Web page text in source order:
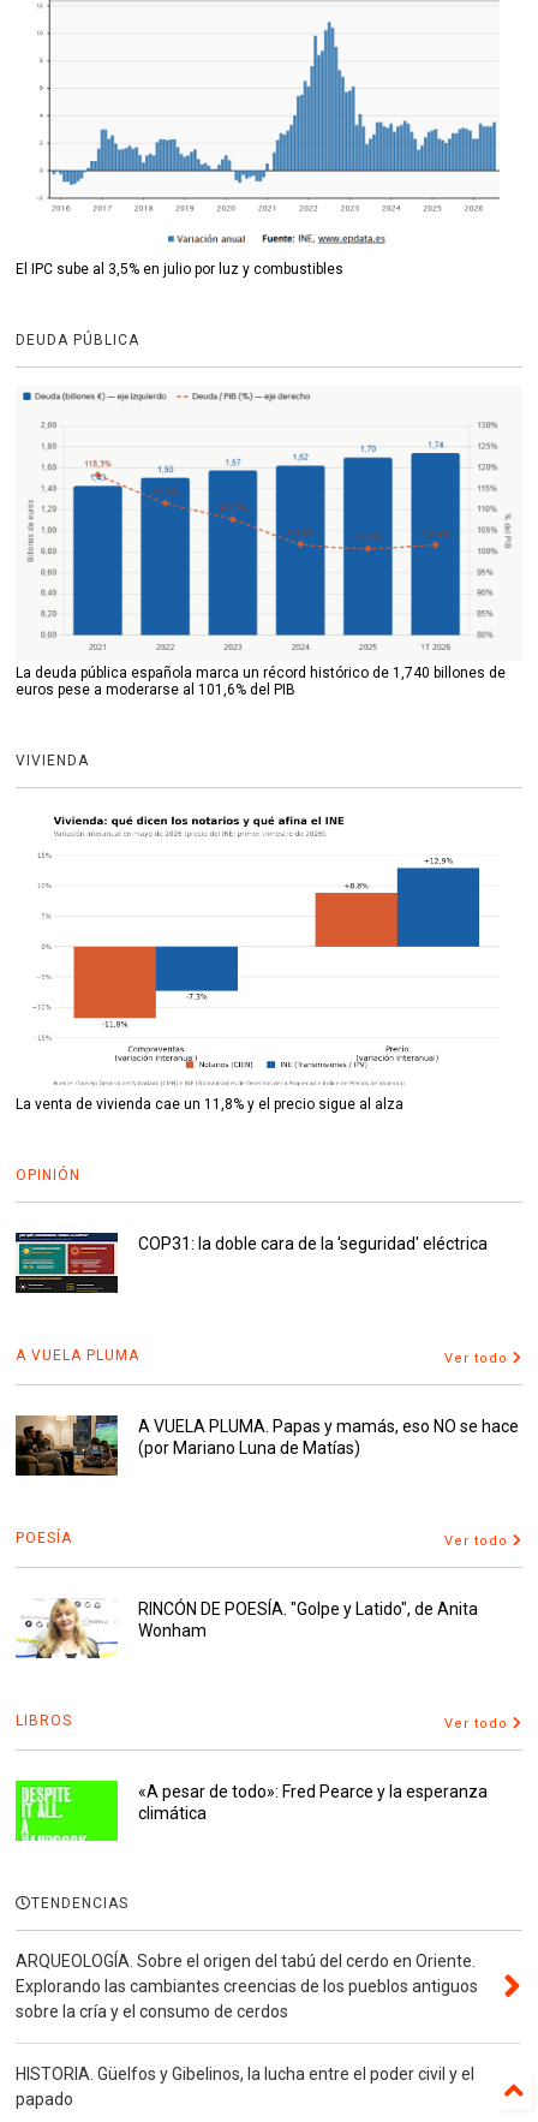
El IPC sube al 3,5% en julio por luz y combustibles
DEUDA PÚBLICA
La deuda pública española marca un récord histórico de 1,740 billones de
euros pese a moderarse al 101,6% del PIB
VIVIENDA
La venta de vivienda cae un 11,8% y el precio sigue al alza
OPINIÓN
COP31: la doble cara de la 'seguridad' eléctrica
A VUELA PLUMA Ver todo
A VUELA PLUMA. Papas y mamás, eso NO se hace
(por Mariano Luna de Matías)
POESÍA Ver todo
RINCÓN DE POESÍA. "Golpe y Latido", de Anita
Wonham
LIBROS Ver todo
«A pesar de todo»: Fred Pearce y la esperanza
climática
TENDENCIAS
ARQUEOLOGÍA. Sobre el origen del tabú del cerdo en Oriente.
Explorando las cambiantes creencias de los pueblos antiguos
sobre la cría y el consumo de cerdos
HISTORIA. Güelfos y Gibelinos, la lucha entre el poder civil y el
papado